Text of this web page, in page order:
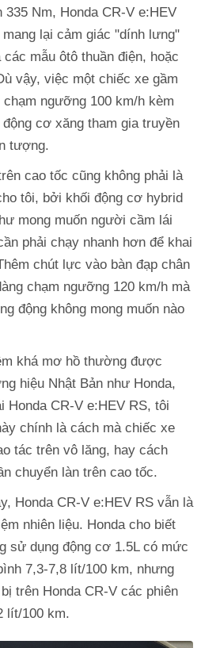
Nm, Honda CR-V e:HEV
lại cảm giác "dính lưng"
mẫu ôtô thuần điện, hoặc
vậy, việc một chiếc xe gầm
ngưỡng 100 km/h kèm
cơ xăng tham gia truyền
tượng.
cao tốc cũng không phải là
tôi, bởi khối động cơ hybrid
mong muốn người cầm lái
phải chạy nhanh hơn để khai
chút lực vào bàn đạp chân
chạm ngưỡng 120 km/h mà
động không mong muốn nào
khá mơ hồ thường được
hiệu Nhật Bản như Honda,
Honda CR-V e:HEV RS, tôi
chính là cách mà chiếc xe
tác trên vô lăng, hay cách
chuyển làn trên cao tốc.
Honda CR-V e:HEV RS vẫn là
nhiên liệu. Honda cho biết
sử dụng động cơ 1.5L có mức
7,3-7,8 lít/100 km, nhưng
trên Honda CR-V các phiên
lít/100 km.